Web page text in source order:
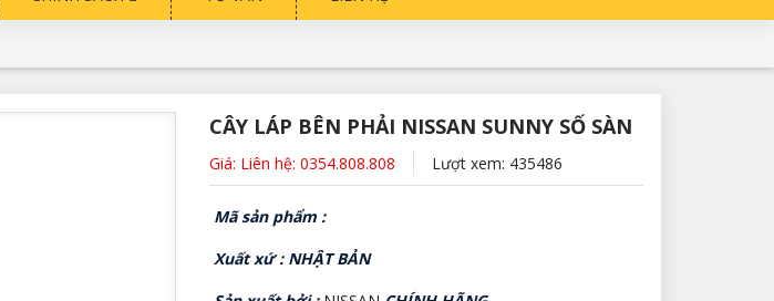
CÂY LÁP BÊN PHẢI NISSAN SUNNY SỐ SÀN
Giá: Liên hệ: 0354.808.808 Lượt xem: 435486
Mã sản phẩm :
Xuất xứ : NHẬT BẢN